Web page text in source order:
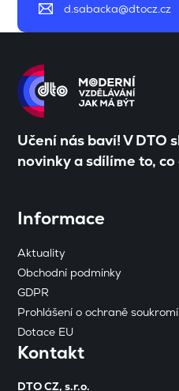
d.sabacka@dtocz.cz
Učení nás baví! V DTO
novinky a sdílíme to,
Informace
Aktuality
Obchodní podmínky
GDPR
Prohlášení o ochraně soukromí
Dotace EU
Kontakt
DTO CZ, s.r.o.